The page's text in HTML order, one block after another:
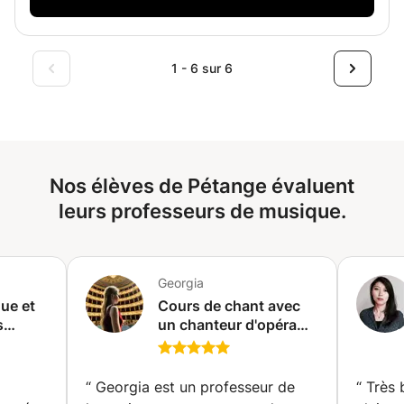
1 - 6 sur 6
Nos élèves de Pétange évaluent
leurs professeurs de musique.
et
Georgia
Cours de chant avec
un chanteur d'opéra
professionnel.
entraînement aux
auditions (Master en
“ Georgia est un professeur de
“ Très